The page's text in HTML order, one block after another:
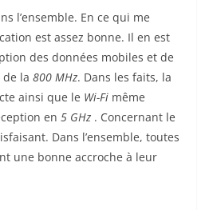
l’ensemble. En ce qui me
est assez bonne. Il en est
des données mobiles et de
de la 800 MHz. Dans les faits, la
ainsi que le Wi-Fi même
en 5 GHz . Concernant le
Dans l’ensemble, toutes
une bonne accroche à leur